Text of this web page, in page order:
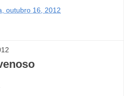
outubro 16, 2012